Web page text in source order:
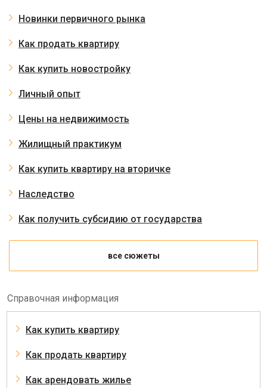
Новинки первичного рынка
Как продать квартиру
Как купить новостройку
Личный опыт
Цены на недвижимость
Жилищный практикум
Как купить квартиру на вторичке
Наследство
Как получить субсидию от государства
все сюжеты
Справочная информация
Как купить квартиру
Как продать квартиру
Как арендовать жилье